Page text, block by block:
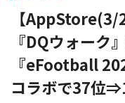
【AppStore(3/
『DQウォーク
『eFootball
コラボで37位